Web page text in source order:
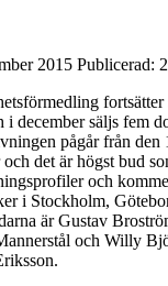
2015 Publicerad:
fortsätter
i december säljs fem
pågår från den
det är högst bud
och
i Stockholm,
är Gustav
och Willy